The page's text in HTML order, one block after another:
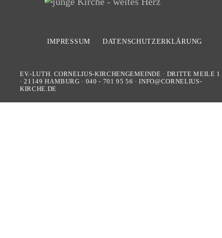
IMPRESSUM DATENSCHUTZERKLÄRUNG
EV.-LUTH. CORNELIUS-KIRCHENGEMEINDE · DRITTE MEILE 1
·21149 HAMBURG · 040 - 701 95 56 ·INFO@CORNELIUS-
KIRCHE.DE